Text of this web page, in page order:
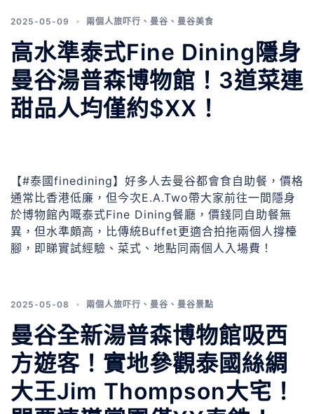
2025-05-09 兩個人旅吓行 、 曼谷 、 曼谷美食
高水準泰式Fine Dining隱身
曼谷湯普森博物館！3道菜連
甜品人均僅約$XX！
【#泰國finedining】好多人去曼谷都會食自助餐，價格
通常比香港低廉，但今次E.A.Two帶大家前往一間隱身
於博物館內嘅泰式Fine Dining餐廳，價錢同自助餐無
異，但水準頗高，比傳統Buffet更適合拍拖兩個人撐檯
腳，即睇實試經驗、菜式、地點同兩個人入場費！
2025-05-08 兩個人旅吓行 、 曼谷 、 曼谷景點
曼谷全新湯普森博物館吸西
方遊客！實地參觀泰國絲綢
大王Jim Thompson大宅！